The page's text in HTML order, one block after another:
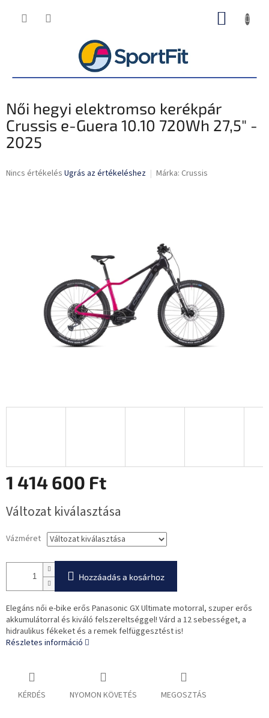
KOSÁR
Női hegyi elektromso kerékpár
Crussis e-Guera 10.10 720Wh 27,5" -
2025
A
Nincs értékelés Ugrás az értékeléshez Márka: Crussis
1 414 600 Ft
Változat kiválasztása
Vázméret
Hozzáadás a kosárhoz
Elegáns női e-bike erős Panasonic GX Ultimate motorral, szuper erős
akkumulátorral és kiváló felszereltséggel! Várd a 12 sebességet, a
hidraulikus fékeket és a remek felfüggesztést is!
Részletes információ
KÉRDÉS NYOMON KÖVETÉS MEGOSZTÁS